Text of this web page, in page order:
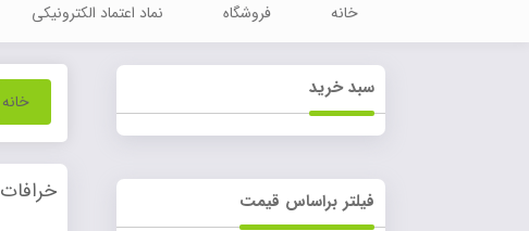
خانه فروشگاه نماد اعتماد الکترونیکی
خانه
خرافات
سبد خرید
فیلتر براساس قیمت